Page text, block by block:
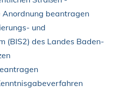
Anordnung beantragen
und
(BIS2) des Landes Baden-